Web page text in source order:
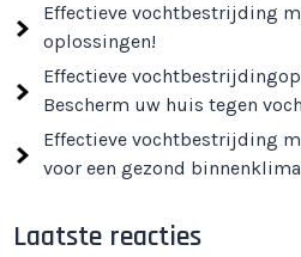
Effectieve vochtbestrijding
oplossingen!
Effectieve
Bescherm uw huis tegen
Effectieve vochtbestrijding
voor een gezond
Laatste reacties